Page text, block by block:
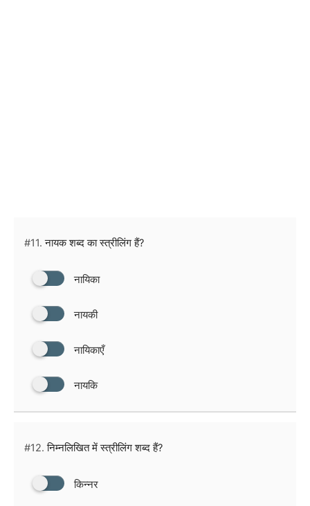
#11. नायक शब्द का स्त्रीलिंग हैं?
नायिका
नायकी
नायिकाएँ
नायकि
#12. निम्नलिखित में स्त्रीलिंग शब्द हैं?
किन्नर